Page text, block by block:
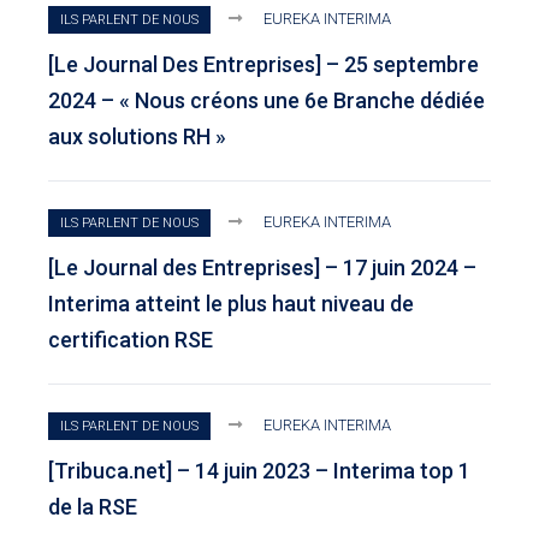
ILS PARLENT DE NOUS EUREKA INTERIMA
[Le Journal Des Entreprises] – 25 septembre
2024 – « Nous créons une 6e Branche dédiée
aux solutions RH »
ILS PARLENT DE NOUS EUREKA INTERIMA
[Le Journal des Entreprises] – 17 juin 2024 –
Interima atteint le plus haut niveau de
certification RSE
ILS PARLENT DE NOUS EUREKA INTERIMA
[Tribuca.net] – 14 juin 2023 – Interima top 1
de la RSE